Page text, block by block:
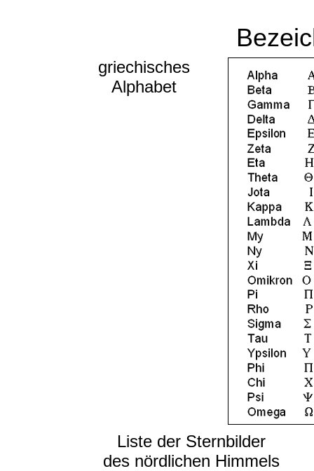
griechisches
Alphabet
Liste der Sternbilder
des nördlichen Himmels